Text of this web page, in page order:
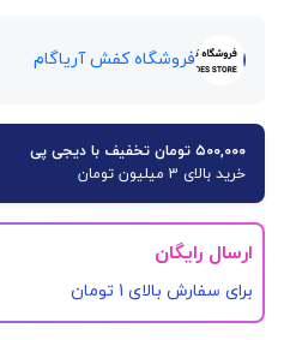
فروشگاه کفش آریاگام
۵۰۰,۰۰۰ تومان تخفیف با دیجی پی
خرید بالای 3 میلیون تومان
ارسال رایگان
برای سفارش‌ بالای 1 تومان